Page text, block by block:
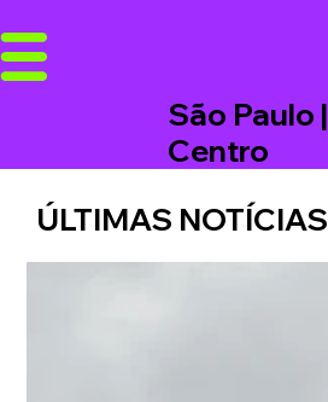
São Paulo |
Centro
ÚLTIMAS NOTÍCIAS